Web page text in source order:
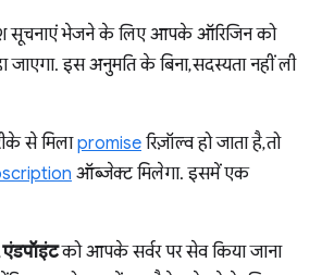
सूचनाएं भेजने के लिए आपके ऑरिजिन को
इस अनुमति के बिना, सदस्यता नहीं ली
से मिलाpromise रिज़ॉल्व हो जाता है, तो
ऑब्जेक्ट मिलेगा. इसमें एक
एंडपॉइंटको आपके सर्वर पर सेव किया जाना